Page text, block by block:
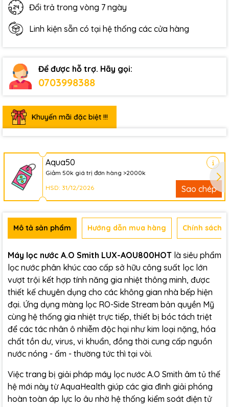
Đổi trả trong vòng 7 ngày
Linh kiện sẵn có tại hệ thống các cửa hàng
Để được hỗ trợ. Hãy gọi:
0703998388
Khuyến mãi đặc biệt !!!
Aqua50
Giảm 50k giá trị đơn hàng >2000k
HSD: 31/12/2026
Sao chép
Mô tả sản phẩm Hướng dẫn mua hàng Chính sách
Máy lọc nước A.O Smith LUX-AOU800HOT là siêu phẩm
lọc nước phân khúc cao cấp sở hữu công suất lọc lớn
vượt trội kết hợp tính năng gia nhiệt thông minh, được
thiết kế chuyên dụng cho các không gian nhà bếp hiện
đại. Ứng dụng màng lọc RO-Side Stream bản quyền Mỹ
cùng hệ thống gia nhiệt trực tiếp, thiết bị bóc tách triệt
để các tác nhân ô nhiễm độc hại như kim loại nặng, hóa
chất tồn dư, virus, vi khuẩn, đồng thời cung cấp nguồn
nước nóng - ấm - thường tức thì tại vòi.
Việc trang bị giải pháp máy lọc nước A.O Smith âm tủ thế
hệ mới này từ AquaHealth giúp các gia đình giải phóng
hoàn toàn áp lực lo âu nhờ hệ thống kiểm soát điện tử